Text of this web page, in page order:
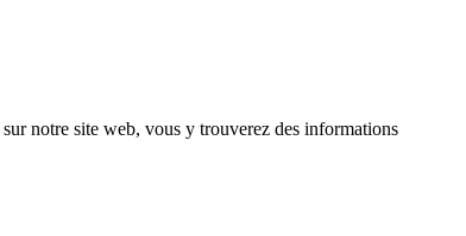
sur notre site web, vous y trouverez des informations